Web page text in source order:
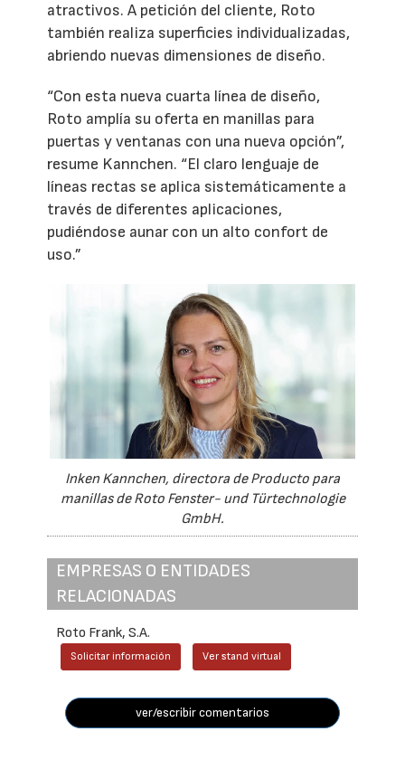
atractivos. A petición del cliente, Roto
también realiza superficies individualizadas,
abriendo nuevas dimensiones de diseño.
“Con esta nueva cuarta línea de diseño,
Roto amplía su oferta en manillas para
puertas y ventanas con una nueva opción”,
resume Kannchen. “El claro lenguaje de
líneas rectas se aplica sistemáticamente a
través de diferentes aplicaciones,
pudiéndose aunar con un alto confort de
uso.”
Inken Kannchen, directora de Producto para
manillas de Roto Fenster- und Türtechnologie
GmbH.
EMPRESAS O ENTIDADES
RELACIONADAS
Roto Frank, S.A.
Solicitar información Ver stand virtual
ver/escribir comentarios